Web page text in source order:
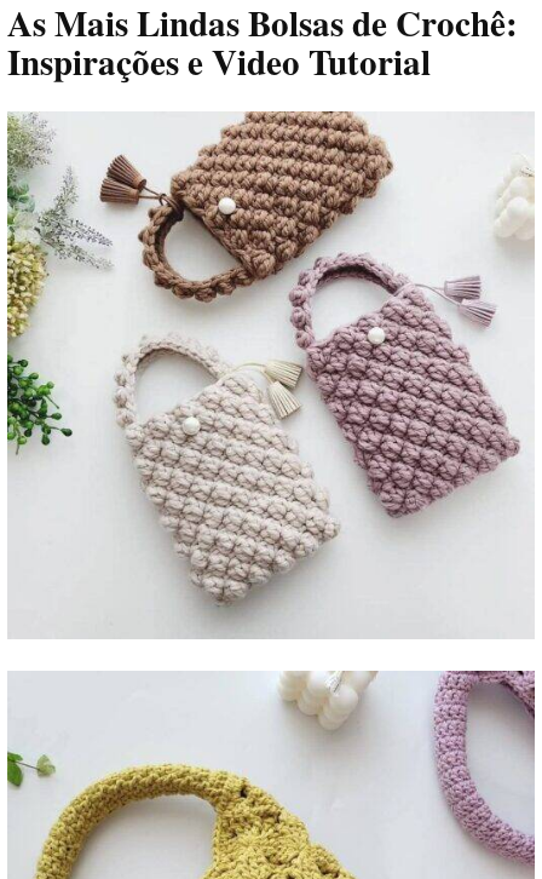
As Mais Lindas Bolsas de Crochê:
Inspirações e Video Tutorial